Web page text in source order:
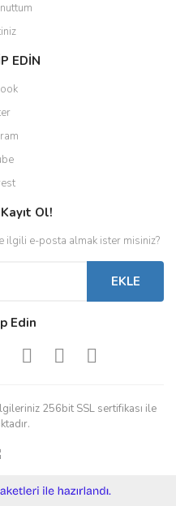
EDİN
Ol!
ilgili e-posta almak ister misiniz?
EKLE
Edin
256bit SSL sertifikası ile
e-